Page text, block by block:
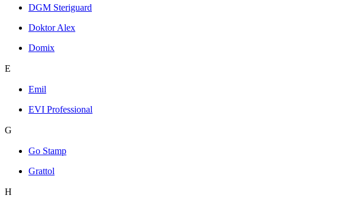
DGM Steriguard
Doktor Alex
Domix
E
Emil
EVI Professional
G
Go Stamp
Grattol
H